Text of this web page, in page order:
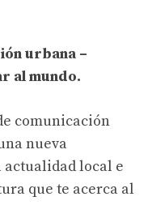
urbana –
al mundo.
comunicación
nueva
actualidad local e
que te acerca al